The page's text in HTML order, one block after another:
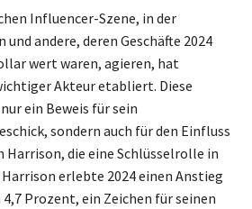
Influencer-Szene, in der
andere, deren Geschäfte 2024
wert waren, agieren, hat
Akteur etabliert. Diese
ein Beweis für sein
sondern auch für den Einfluss
Harrison, die eine Schlüsselrolle in
erlebte 2024 einen Anstieg
Prozent, ein Zeichen für seinen